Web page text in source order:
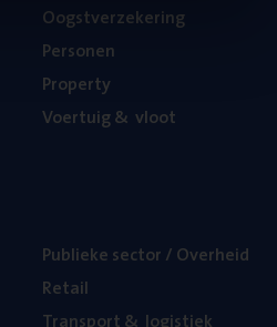
Oogst­ver­ze­ke­ring
Per­so­nen
Pro­per­ty
Voer­tuig& vloot
Publie­ke sec­tor / Overheid
Retail
Trans­port& logistiek